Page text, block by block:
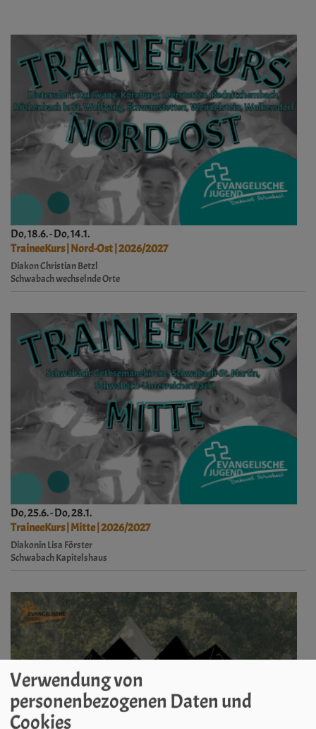
Do, 18.6. - Do, 14.1.
TraineeKurs | Nord-Ost | 2026/2027
Diakon Christian Betzl
Schwabachwechselnde Orte
Do, 25.6. - Do, 28.1.
TraineeKurs | Mitte | 2026/2027
Diakonin Lisa Förster
SchwabachKapitelshaus
Verwendung von
personenbezogenen Daten und
Cookies